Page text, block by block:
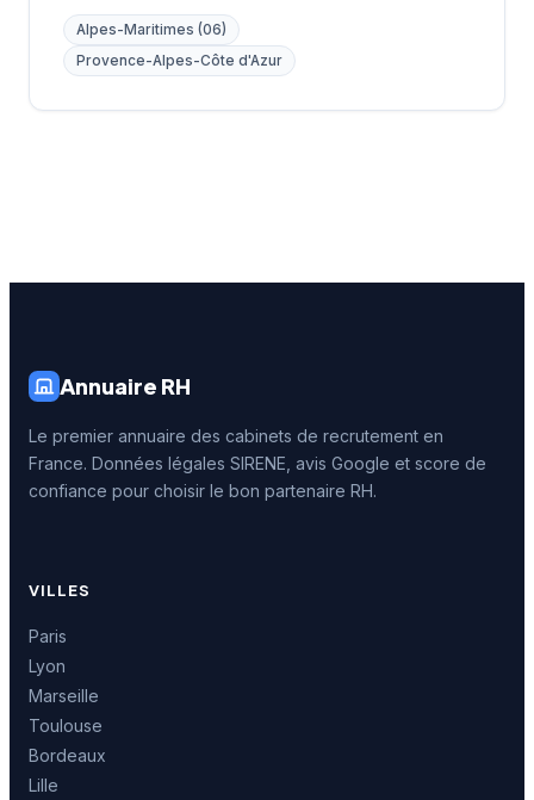
Alpes-Maritimes (06)
Provence-Alpes-Côte d'Azur
Annuaire RH
Le premier annuaire des cabinets de recrutement en
France. Données légales SIRENE, avis Google et score de
confiance pour choisir le bon partenaire RH.
VILLES
Paris
Lyon
Marseille
Toulouse
Bordeaux
Lille